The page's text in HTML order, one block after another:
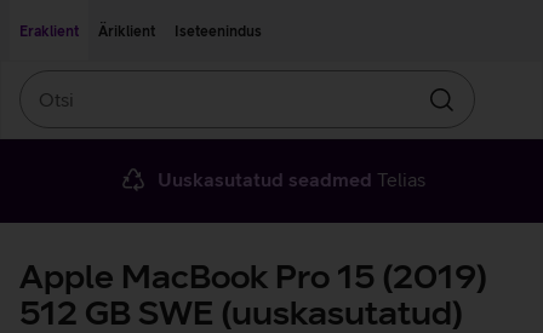
Eraklient
Äriklient Iseteenindus
Otsin
Uuskasutatud seadmed Telias
Apple MacBook Pro 15 (2019)
512 GB SWE (uuskasutatud)